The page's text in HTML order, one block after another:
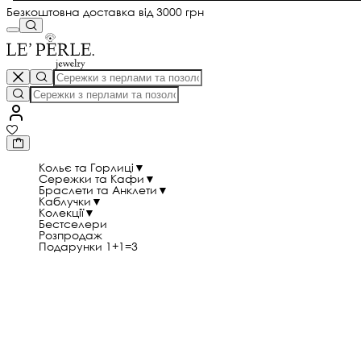
Безкоштовна доставка від 3000 грн
Кольє та Горлиці ▼
Сережки та Кафи ▼
Браслети та Анклети ▼
Каблучки ▼
Колекції▼
Бестселери
Розпродаж
Подарунки 1+1=3